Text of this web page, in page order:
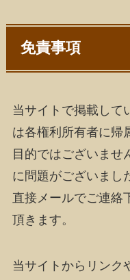
免責事項
当サイトで掲載して
は各権利所有者に帰
目的ではございませ
に問題がございまし
直接メールでご連絡
頂きます。
当サイトからリンク